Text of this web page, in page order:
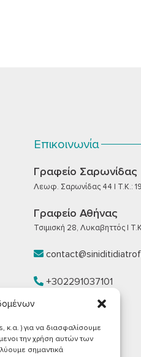
κ.α. ) για να διασφαλίσουμε
την χρήση αυτών των
σημαντικά
Επικοινωνία
Γραφείο Σαρωνίδας
Λεωφ. Σαρωνίδας 44 | T.K.:
Γραφείο Αθήνας
Τσιμισκή 28, Λυκαβηττός |
+302291037101
+306940715140